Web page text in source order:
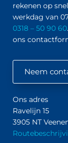
rekenen op
werkdag van
0318 – 50 90 60
ons
Neem
Ons adres
Ravelijn 15
3905 NT